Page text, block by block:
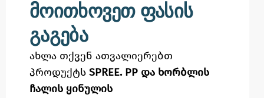
მოითხოვეთ ფასის
გაგება
ახლა თქვენ ათვალიერებთ
პროდუქტს SPREE. PP და ხორბლის
ჩალის ყინულის